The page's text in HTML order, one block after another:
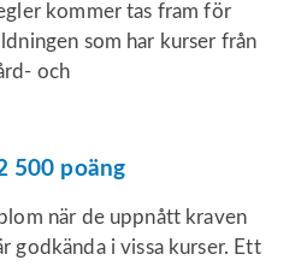
kommer tas fram för
som har kurser från
och
500 poäng
när de uppnått kraven
godkända i vissa kurser. Ett